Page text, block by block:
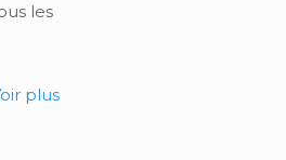
les
plus